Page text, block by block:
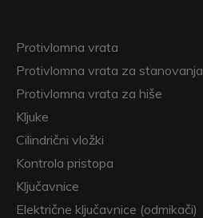
Protivlomna vrata
Protivlomna vrata za stanovanja
Protivlomna vrata za hiše
Kljuke
Cilindrični vložki
Kontrola pristopa
Ključavnice
Električne ključavnice (odmikači)